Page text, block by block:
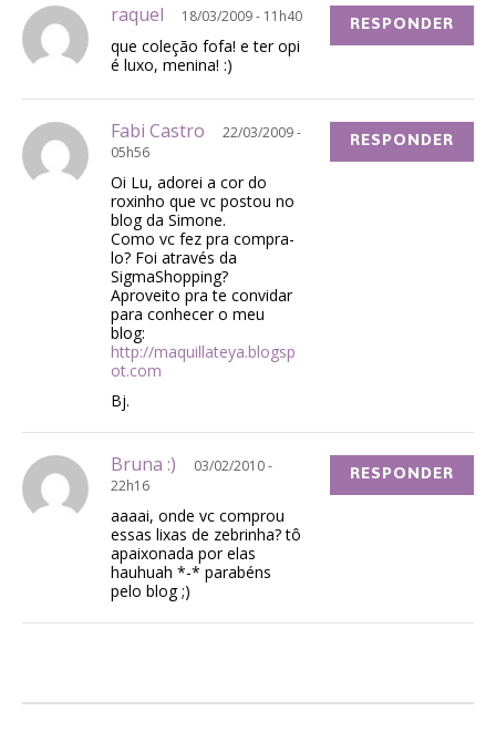
raquel 18/03/2009 - 11h40
que coleção fofa! e ter opi
é luxo, menina! :)
RESPONDER
Fabi Castro
22/03/2009 -
05h56
Oi Lu, adorei a cor do
roxinho que vc postou no
blog da Simone.
Como vc fez pra compra-
lo? Foi através da
SigmaShopping?
Aproveito pra te convidar
para conhecer o meu
blog:
http://maquillateya.blogsp
ot.com
Bj.
RESPONDER
Bruna :)
03/02/2010 -
22h16
aaaai, onde vc comprou
essas lixas de zebrinha? tô
apaixonada por elas
hauhuah *-* parabéns
pelo blog ;)
RESPONDER